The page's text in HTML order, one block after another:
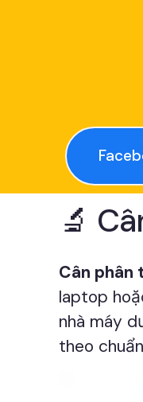
🔬
Cân phân
laptop
nhà máy
theo